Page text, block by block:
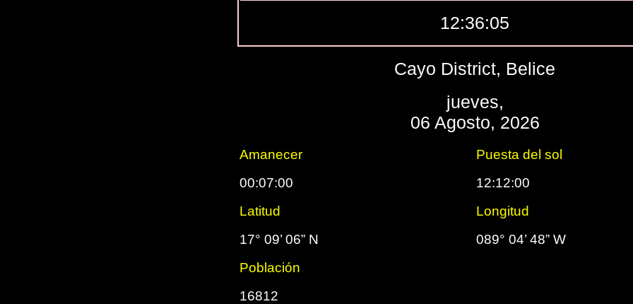
12:36:06
Cayo District, Belice
jueves,
06 Agosto, 2026
Amanecer
Puesta del sol
00:07:00
12:12:00
Latitud
Longitud
17° 09’ 06” N
089° 04’ 48” W
Población
16812